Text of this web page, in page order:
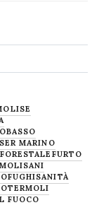
MARINO
FORESTALE FURTO
MOLISANI
SANITÀ
TERMOLI
FUOCO